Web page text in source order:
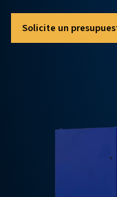
farmacéutica, de
electrónicos.